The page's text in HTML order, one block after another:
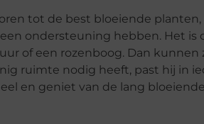
tot de best bloeiende planten,
ondersteuning hebben. Het is
of een rozenboog. Dan kunnen
ruimte nodig heeft, past hij in
en geniet van de lang bloeiende